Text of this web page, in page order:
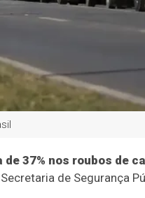
37% nos roubos de
de Segurança